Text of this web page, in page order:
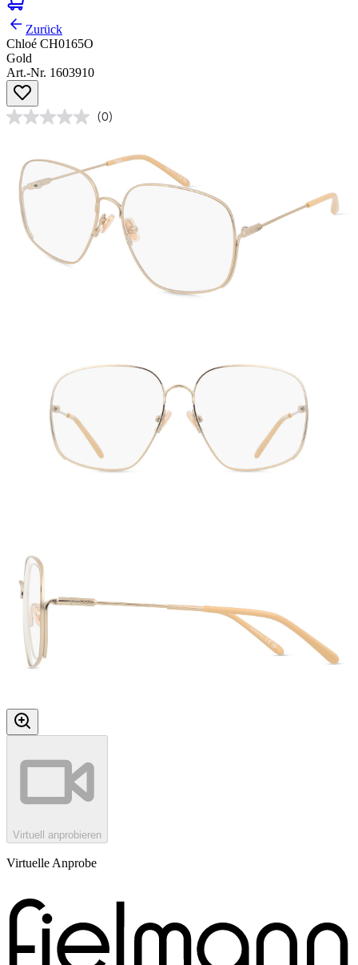
Zurück
Chloé CH0165O
Gold
Art.-Nr. 1603910
(0)
Virtuell anprobieren
Virtuelle Anprobe